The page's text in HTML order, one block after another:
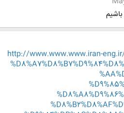
http://www.www.www.iran-